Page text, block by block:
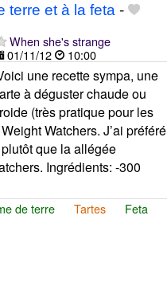
terre et à la feta -
When she's strange
01/11/12
10:00
une recette sympa, une
à déguster chaude ou
(très pratique pour les
Watchers. J’ai préféré
que la allégée
Ingrédients: -300
de terre Tartes Feta